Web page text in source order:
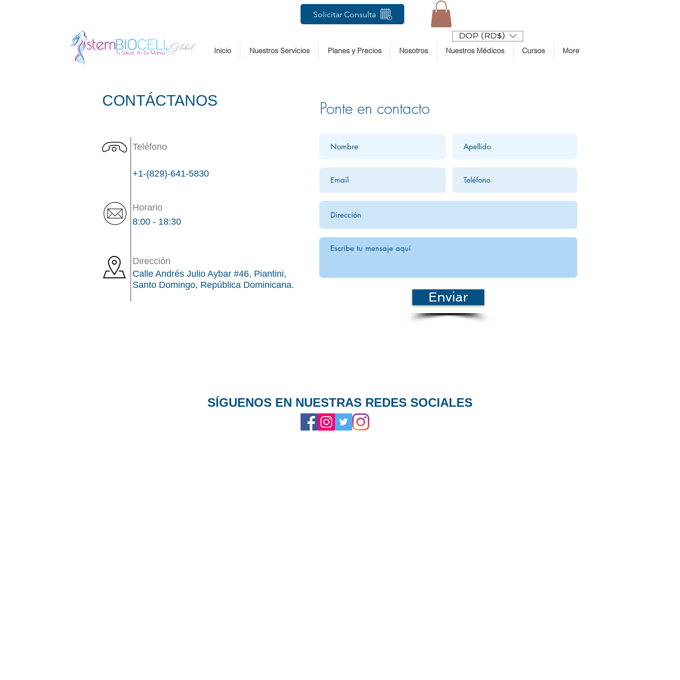
Solicitar Consulta
Inicio Nuestros Servicios Planes y Precios Nosotros Nuestros Médicos Cursos More
DOP (RD$)
CONTÁCTANOS
Teléfono
+1-(829)-641-5830
Horario
8:00 - 18:30
Dirección
Calle Andrés Julio Aybar #46, Piantini,
Santo Domingo, República Dominicana.
Ponte en contacto
Enviar
SÍGUENOS EN NUESTRAS REDES SOCIALES